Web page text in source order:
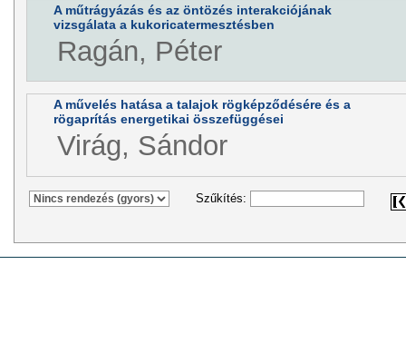
A műtrágyázás és az öntözés interakciójának
vizsgálata a kukoricatermesztésben
Ragán, Péter
A művelés hatása a talajok rögképződésére és a
rögaprítás energetikai összefüggései
Virág, Sándor
Szűkítés: